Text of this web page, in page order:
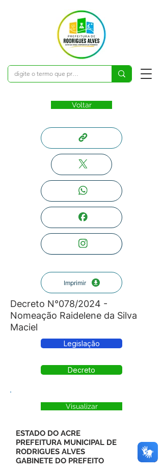
Voltar
Imprimir
Decreto N°078/2024 -
Nomeação Raidelene da Silva
Maciel
Legislação
Decreto
Visualizar
ESTADO DO ACRE
PREFEITURA MUNICIPAL DE
RODRIGUES ALVES
GABINETE DO PREFEITO